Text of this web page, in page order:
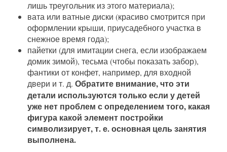
лишь треугольник из этого материала);
вата или ватные диски (красиво смотрится при
оформлении крыши, приусадебного участка в
снежное время года);
пайетки (для имитации снега, если изображаем
домик зимой), тесьма (чтобы показать забор),
фантики от конфет, например, для входной
двери и т. д.Обратите внимание, что эти
детали используются только если у детей
уже нет проблем с определением того, какая
фигура какой элемент постройки
символизирует, т. е. основная цель занятия
выполнена.